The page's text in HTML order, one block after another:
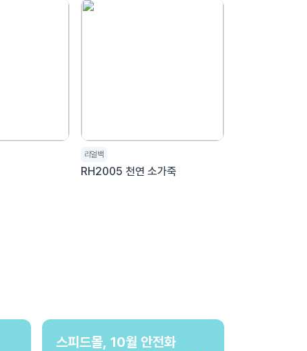
리얼백
RH2005 천연 소가죽
스피드몰, 10월 안전화